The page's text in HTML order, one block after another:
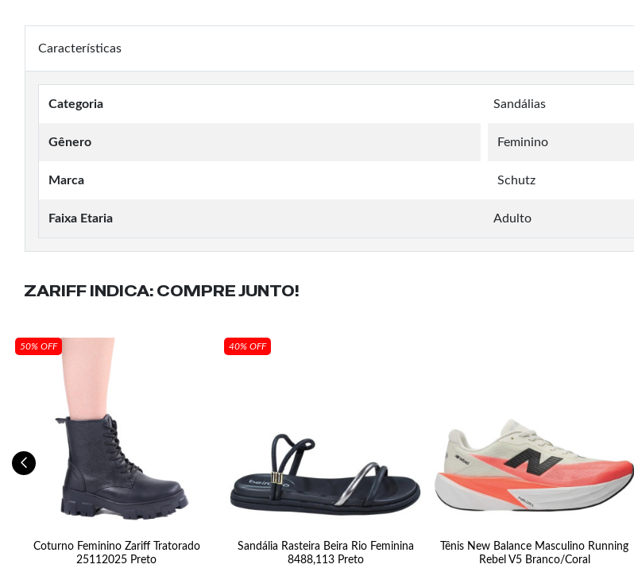
Características
Categoria Sandálias
Gênero Feminino
Marca Schutz
Faixa Etaria Adulto
ZARIFF INDICA: COMPRE JUNTO!
50% OFF
Coturno Feminino Zariff Tratorado
25112025 Preto
40% OFF
Sandália Rasteira Beira Rio Feminina
8488,113 Preto
Tênis New Balance Masculino Running
Rebel V5 Branco/Coral